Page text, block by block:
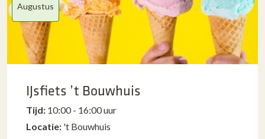
Augustus
IJsfiets ’t Bouwhuis
Tijd: 10:00 - 16:00 uur
Locatie: 't Bouwhuis